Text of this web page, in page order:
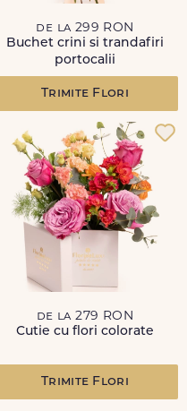
de la 299 RON
Buchet crini si trandafiri
portocalii
Trimite Flori
de la 279 RON
Cutie cu flori colorate
Trimite Flori